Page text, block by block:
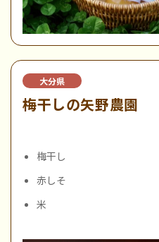
大分県
梅干しの矢野農園
梅干し
赤しそ
米